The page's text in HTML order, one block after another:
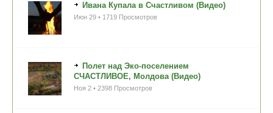
Ивана Купала в Счастливом (Видео)
Июн 29 • 1719 Просмотров
Полет над Эко-поселением
СЧАСТЛИВОЕ, Молдова (Видео)
Ноя 2 • 2398 Просмотров